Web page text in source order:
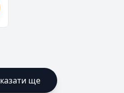
ще